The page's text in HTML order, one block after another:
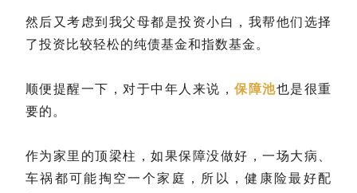
然后又考虑到我父母都是投资小白，我帮他们选择
了投资比较轻松的纯债基金和指数基金。
顺便提醒一下，对于中年人来说，保障池也是很重
要的。
作为家里的顶梁柱，如果保障没做好，一场大病、
车祸都可能掏空一个家庭，所以，健康险最好配